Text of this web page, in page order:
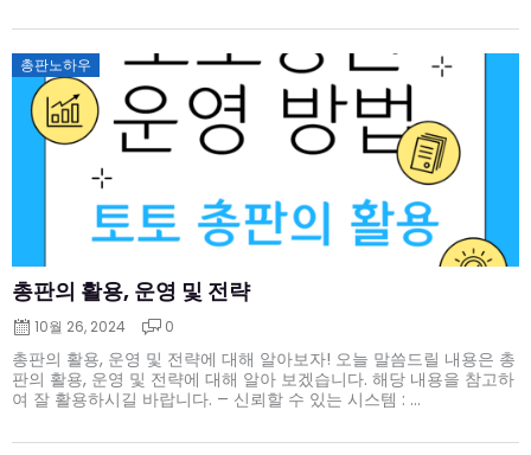
총판노하우
총판의 활용, 운영 및 전략
Posted
on
10월 26, 2024 0
총판의 활용, 운영 및 전략에 대해 알아보자! 오늘 말씀드릴 내용은 총
판의 활용, 운영 및 전략에 대해 알아 보겠습니다. 해당 내용을 참고하
여 잘 활용하시길 바랍니다. – 신뢰할 수 있는 시스템 : ...